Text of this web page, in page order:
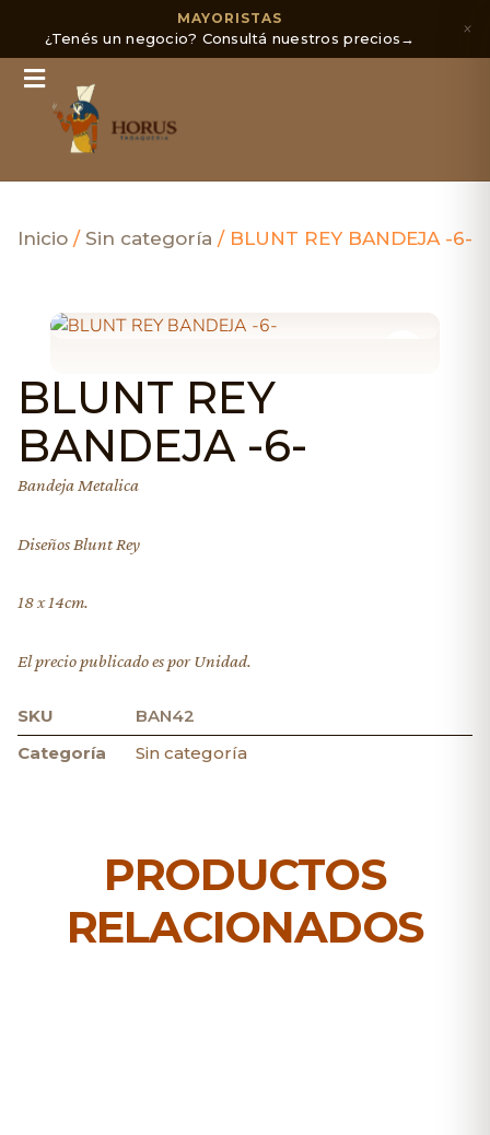
MAYORISTAS
¿Tenés un negocio? Consultá nuestros precios→ ×
Inicio / Sin categoría / BLUNT REY BANDEJA -6-
BLUNT REY
BANDEJA -6-
Bandeja Metalica
Diseños Blunt Rey
18 x 14cm.
El precio publicado es por Unidad.
SKU
BAN42
Categoría
Sin categoría
PRODUCTOS
RELACIONADOS